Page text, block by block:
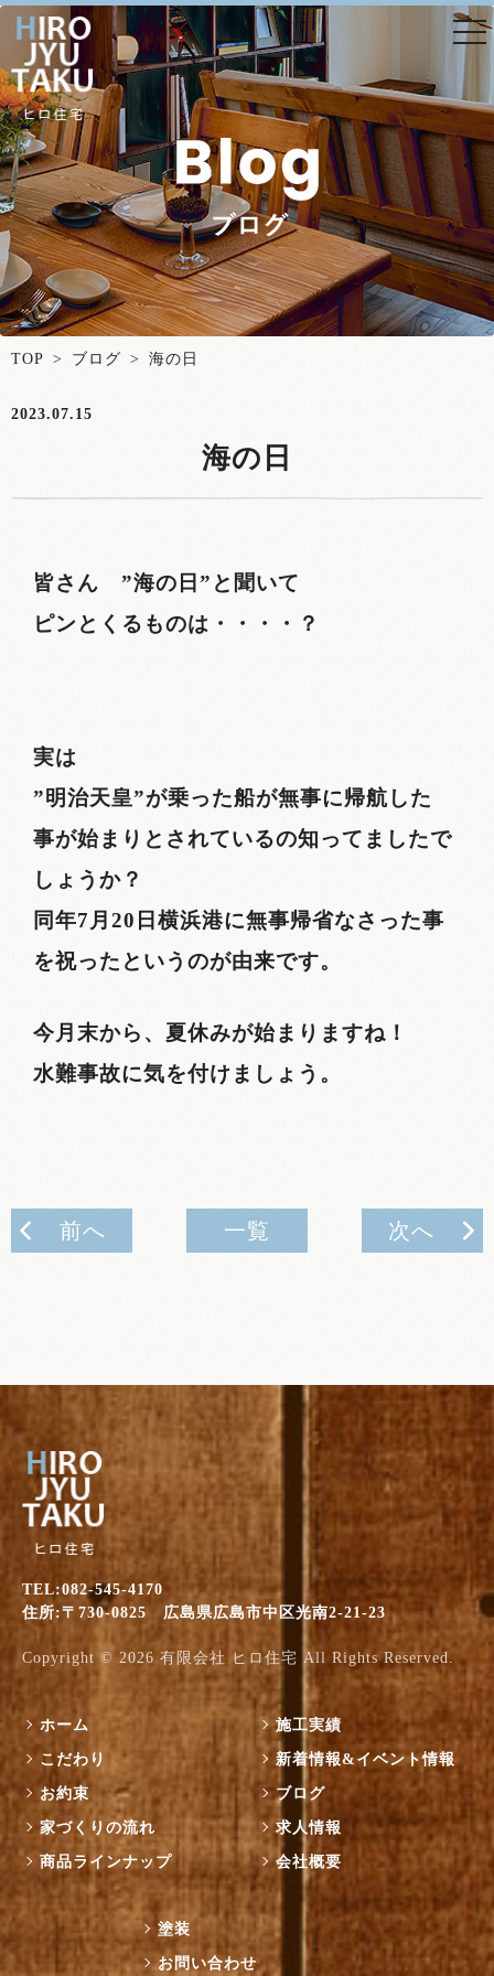
TOP > ブログ > 海の日
2023.07.15
海の日
皆さん ”海の日”と聞いて
ピンとくるものは・・・・？
実は
”明治天皇”が乗った船が無事に帰航した
事が始まりとされているの知ってましたで
しょうか？
同年7月20日横浜港に無事帰省なさった事
を祝ったというのが由来です。
今月末から、夏休みが始まりますね！
水難事故に気を付けましょう。
前へ 一覧 次へ
TEL:082-545-4170
住所:〒730-0825 広島県広島市中区光南2-21-23
Copyright © 2026 有限会社 ヒロ住宅 All Rights Reserved.
ホーム
こだわり
お約束
家づくりの流れ
商品ラインナップ
施工実績
新着情報&イベント情報
ブログ
求人情報
会社概要
塗装
お問い合わせ